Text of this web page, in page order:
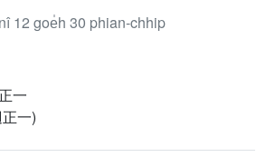
12 goe̍h 30 phian-chhip
一
一)